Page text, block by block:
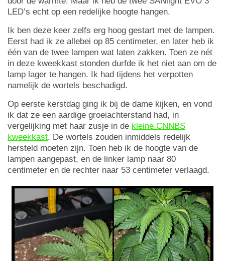
LED’s echt op een redelijke hoogte hangen.
Ik ben deze keer zelfs erg hoog gestart met de lampen.
Eerst had ik ze allebei op 85 centimeter, en later heb ik
één van de twee lampen wat laten zakken. Toen ze nét
in deze kweekkast stonden durfde ik het niet aan om de
lamp lager te hangen. Ik had tijdens het verpotten
namelijk de wortels beschadigd.
Op eerste kerstdag ging ik bij de dame kijken, en vond
ik dat ze een aardige groeiachterstand had, in
vergelijking met haar zusje in de kleine CNNBS
kweekkast. De wortels zouden inmiddels redelijk
hersteld moeten zijn. Toen heb ik de hoogte van de
lampen aangepast, en de linker lamp naar 80
centimeter en de rechter naar 53 centimeter verlaagd.